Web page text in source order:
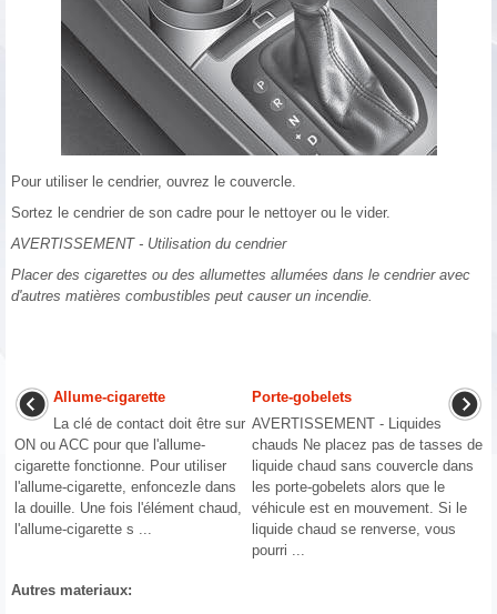
Pour utiliser le cendrier, ouvrez le couvercle.
Sortez le cendrier de son cadre pour le nettoyer ou le vider.
AVERTISSEMENT - Utilisation du cendrier
Placer des cigarettes ou des allumettes allumées dans le cendrier avec
d'autres matières combustibles peut causer un incendie.
Allume-cigarette
La clé de contact doit être sur
ON ou ACC pour que l'allume-
cigarette fonctionne. Pour utiliser
l'allume-cigarette, enfoncezle dans
la douille. Une fois l'élément chaud,
l'allume-cigarette s ...
Porte-gobelets
AVERTISSEMENT - Liquides
chauds Ne placez pas de tasses de
liquide chaud sans couvercle dans
les porte-gobelets alors que le
véhicule est en mouvement. Si le
liquide chaud se renverse, vous
pourri ...
Autres materiaux: